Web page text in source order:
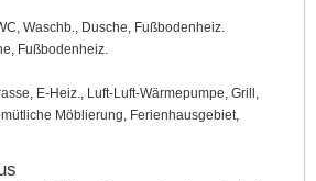
Waschb., Dusche, Fußbodenheiz.
Fußbodenheiz.
E-Heiz., Luft-Luft-Wärmepumpe, Grill,
Möblierung, Ferienhausgebiet,